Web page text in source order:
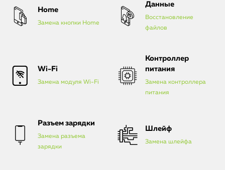
Home
Замена кнопки Home
Данные
Восстановление
файлов
Wi-Fi
Замена модуля Wi-Fi
Контроллер
питания
Замена контроллера
питания
Разъем зарядки
Замена разъема
зарядки
Шлейф
Замена шлейфа